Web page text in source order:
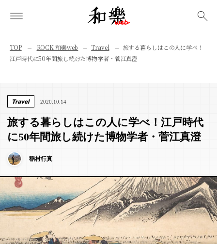
TOP ROCK 和樂web Travel
旅する暮らしはこの人に学べ！
江戸時代に50年間旅し続けた博物学者・菅江真澄
Travel 2020.10.14
旅する暮らしはこの人に学べ！江戸時代
に50年間旅し続けた博物学者・菅江真澄
稲村行真